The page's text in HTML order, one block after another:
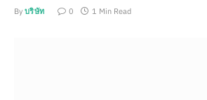
By บริษัท 0 1 Min Read